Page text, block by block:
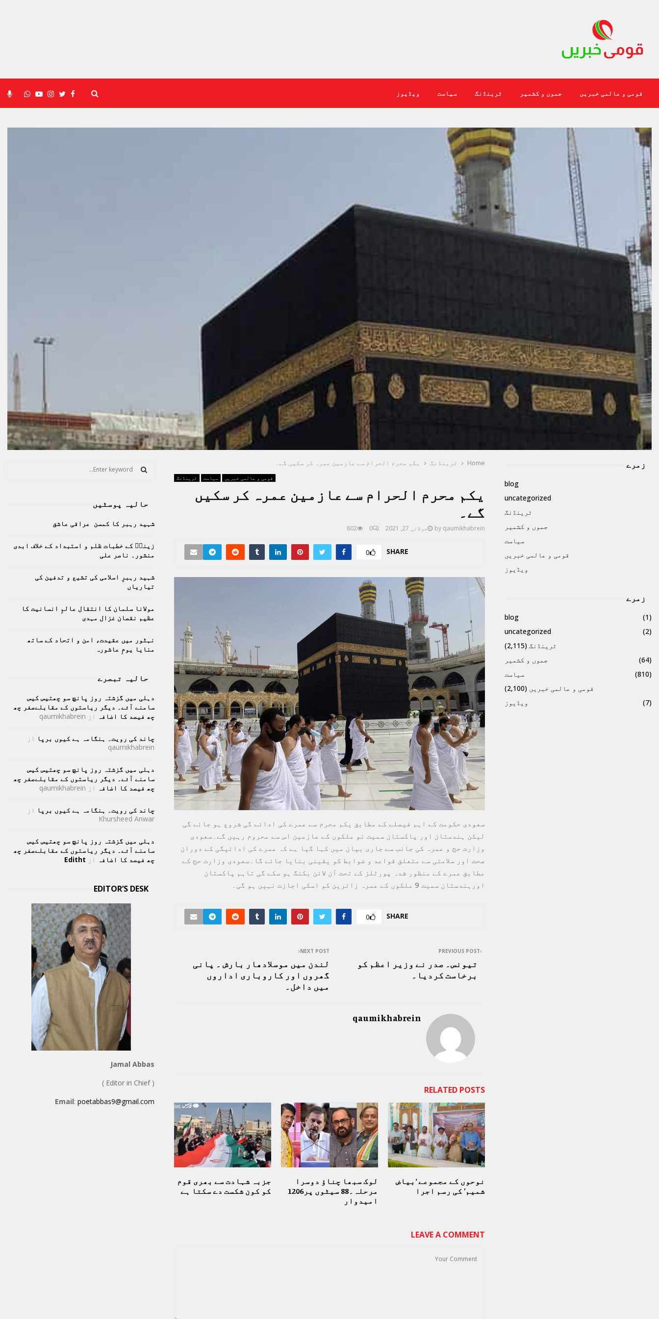
ویڈیوز سیاست ٹرینڈنگ جموں و کشمیر قومی و عالمی خبریں
Home ٹرینڈنگ یکم محرم الحرام سے عازمین عمرہ کر سکیں گے۔
ٹرینڈنگ سیاست قومی و عالمی خبریں
یکم محرم الحرام سے عازمین عمرہ کر سکیں
گے۔
by qaumikhabrein جولائی 27, 2021 0
802
SHARE
0
سعودی حکومت کے اہم فیصلے کے مطابق یکم محرم سے عمرے کی ادائے گی شروع ہو جائے گی
لیکن ہندستان اور پاکستان سمیت نو ملکوں کے عازمین اس سے محروم رہیں گے۔سعودی
وزارت حج و عمرہ کی جانب سے جاری بیان میں کہا گیا ہے کہ عمرے کی ادائیگی کے دوران
صحت اور سلامتی سے متعلق قواعد و ضوابط کو یقینی بنایا جائے گا۔سعودی وزارت حج کے
مطابق عمرے کے منظور شدہ پورٹلز کے تحت آن لائن بکنگ ہو سکے گی تاہم پاکستان
اورہندستان سمیت 9 ملکوں کے عمرہ زائرین کو اسکی اجازت نہیں ہو گی۔
SHARE
0
PREVIOUS POST
تیونس۔ صدر نے وزیر اعظم کو
برخاست کردیا۔
NEXT POST
لندن میں موسلادھار بارش ۔ پانی
گھروں اور کاروباری اداروں
میں داخل۔
qaumikhabrein
RELATED POSTS
جزبہ شہادت سے بھری قوم
کو کون شکست دے سکتا ہے
لوک سبھا چناؤ دوسرا
مرحلہ۔88 سیٹوں پر1206
امیدوار
نوحوں کے مجموعے ‘بیاض
شمیم’ کی رسم اجرا
LEAVE A COMMENT
زمرے
blog
uncategorized
ٹرینڈنگ
جموں و کشمیر
سیاست
قومی و عالمی خبریں
ویڈیوز
زمرے
blog
(1)
uncategorized
(2)
ٹرینڈنگ (2,115)
جموں و کشمیر
(64)
سیاست
(810)
قومی و عالمی خبریں (2,100)
ویڈیوز
(7)
f
r
:
E
A
R
H
حالیہ پوسٹیں
شہید رہبر کا کمسن عراقی عاشق
زینبؑ کے خطبات ظلم و استبداد کے خلاف ابدی
منشور۔ ناصر علی
شہید رہبرِ اسلامی کی تشیع و تدفین کی
تیاریاں
مولانا سلمان کا انتقال عالمِ انسانیت کا
عظیم نقصان غزال مہدی
نہٹور میں عقیدت، امن و اتحاد کے ساتھ
منایا یومِ عاشورہ
حالیہ تبصرے
دہلی میں گزشتہ روز پانچ سو چھتیس کیس
سامنے آئے۔ دیگر ریاستوں کے مقابلےصفر چھ
چھ فیصد کا اضافہ از qaumikhabrein
چاند کی رویت۔ ہنگامہ ہے کیوں برپا از
qaumikhabrein
دہلی میں گزشتہ روز پانچ سو چھتیس کیس
سامنے آئے۔ دیگر ریاستوں کے مقابلےصفر چھ
چھ فیصد کا اضافہ از qaumikhabrein
چاند کی رویت۔ ہنگامہ ہے کیوں برپا از
Khursheed Anwar
دہلی میں گزشتہ روز پانچ سو چھتیس کیس
سامنے آئے۔ دیگر ریاستوں کے مقابلےصفر چھ
چھ فیصد کا اضافہ از Editht
EDITOR’S DESK
Jamal Abbas
( Editor in Chief )
Email: poetabbas9@gmail.com